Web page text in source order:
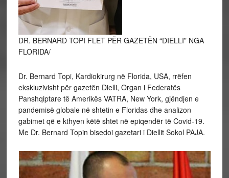
DR. BERNARD TOPI FLET PËR GAZETËN “DIELLI” NGA
FLORIDA/
Dr. Bernard Topi, Kardiokirurg në Florida, USA, rrëfen
ekskluzivisht për gazetën Dielli, Organ i Federatës
Panshqiptare të Amerikës VATRA, New York, gjëndjen e
pandemisë globale në shtetin e Floridas dhe analizon
gabimet që e kthyen këtë shtet në epiqendër të Covid-19.
Me Dr. Bernard Topin bisedoi gazetari i Diellit Sokol PAJA.